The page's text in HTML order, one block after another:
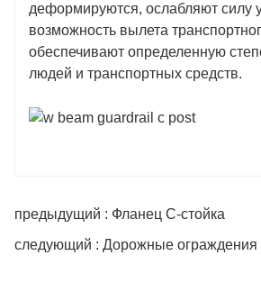
деформируются, ослабляют силу
возможность вылета
обеспечивают определенную
людей и транспортных средств.
предыдущий : Фланец C-стойка
следующий : Дорожные ограждения